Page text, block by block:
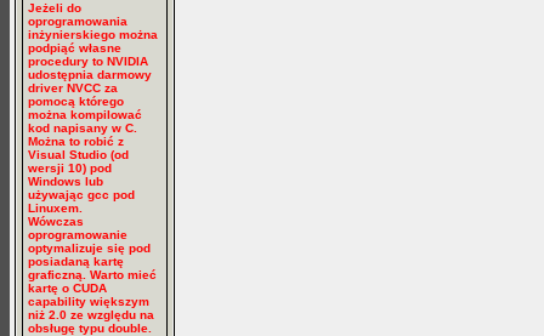
Jeżeli do
oprogramowania
inżynierskiego można
podpiąć własne
procedury to NVIDIA
udostępnia darmowy
driver NVCC za
pomocą którego
można kompilować
kod napisany w C.
Można to robić z
Visual Studio (od
wersji 10) pod
Windows lub
używając gcc pod
Linuxem.
Wówczas
oprogramowanie
optymalizuje się pod
posiadaną kartę
graficzną. Warto mieć
kartę o CUDA
capability większym
niż 2.0 ze względu na
obsługę typu double.